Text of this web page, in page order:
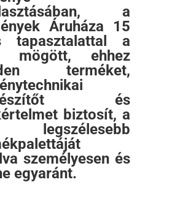
a
Áruháza 15
tapasztalattal a
mögött, ehhez
terméket,
és
biztosít, a
legszélesebb
személyesen és
egyaránt.